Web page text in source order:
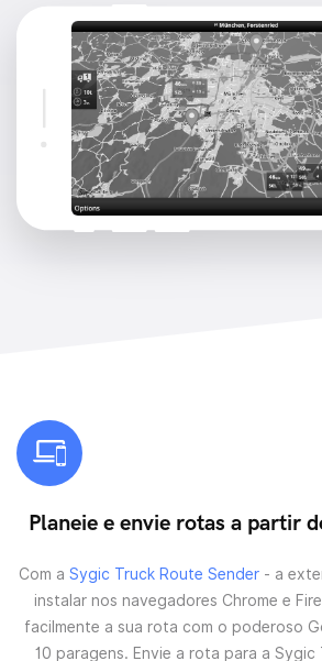
Planeie e envie rotas a partir
Com a Sygic Truck Route Sender - a
instalar nos navegadores Chrome e
facilmente a sua rota com o poderoso
10 paragens. Envie a rota para a